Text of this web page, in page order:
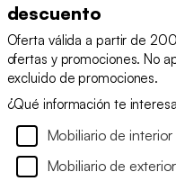
descuento
Oferta válida a partir de
ofertas y promociones. No
excluido de promociones.
¿Qué información te
Mobiliario de interior
Mobiliario de exterior